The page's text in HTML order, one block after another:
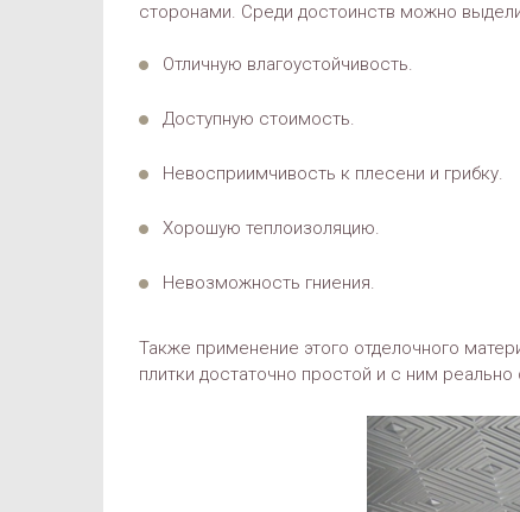
сторонами. Среди достоинств можно
Отличную влагоустойчивость.
Доступную стоимость.
Невосприимчивость к плесени и грибку.
Хорошую теплоизоляцию.
Невозможность гниения.
Также применение этого отделочного
плитки достаточно простой и с ним